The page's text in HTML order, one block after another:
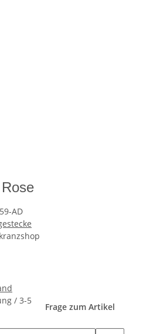
AD
/ 3-5
Frage zum Artikel